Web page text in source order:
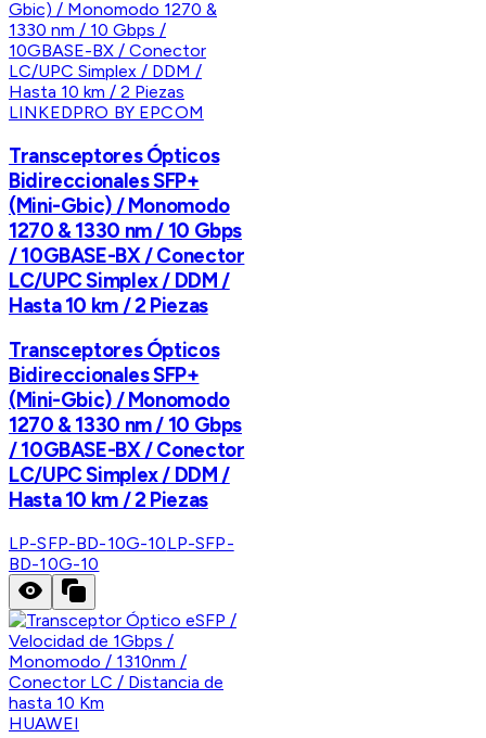
LINKEDPRO BY EPCOM
Transceptores Ópticos
Bidireccionales SFP+
(Mini-Gbic) / Monomodo
1270 & 1330 nm / 10 Gbps
/ 10GBASE-BX / Conector
LC/UPC Simplex / DDM /
Hasta 10 km / 2 Piezas
Transceptores Ópticos
Bidireccionales SFP+
(Mini-Gbic) / Monomodo
1270 & 1330 nm / 10 Gbps
/ 10GBASE-BX / Conector
LC/UPC Simplex / DDM /
Hasta 10 km / 2 Piezas
LP-SFP-BD-10G-10LP-SFP-
BD-10G-10
HUAWEI